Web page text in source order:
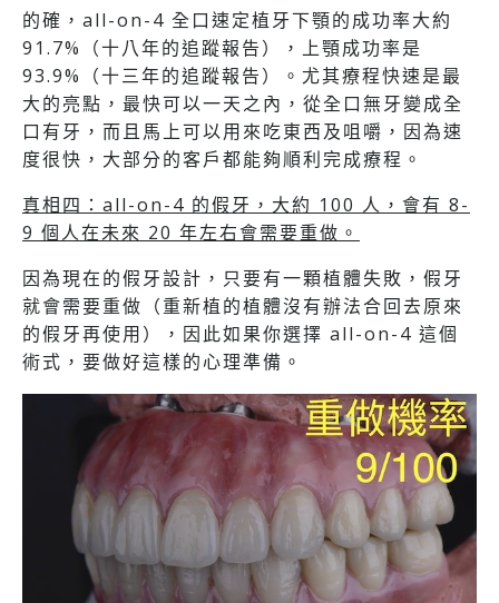
的確，all-on-4 全口速定植牙下顎的成功率大約
91.7%（十八年的追蹤報告），上顎成功率是
93.9%（十三年的追蹤報告）。尤其療程快速是最
大的亮點，最快可以一天之內，從全口無牙變成全
口有牙，而且馬上可以用來吃東西及咀嚼，因為速
度很快，大部分的客戶都能夠順利完成療程。
真相四：all-on-4 的假牙，大約 100 人，會有 8-
9 個人在未來 20 年左右會需要重做。
因為現在的假牙設計，只要有一顆植體失敗，假牙
就會需要重做（重新植的植體沒有辦法合回去原來
的假牙再使用），因此如果你選擇 all-on-4 這個
術式，要做好這樣的心理準備。